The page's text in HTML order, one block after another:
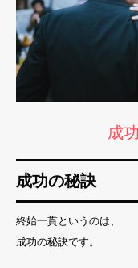
成
成功の秘訣
終始一貫というのは、
成功の秘訣です。